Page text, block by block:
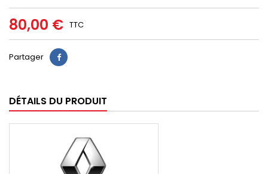
80,00 € TTC
Partager
DÉTAILS DU PRODUIT